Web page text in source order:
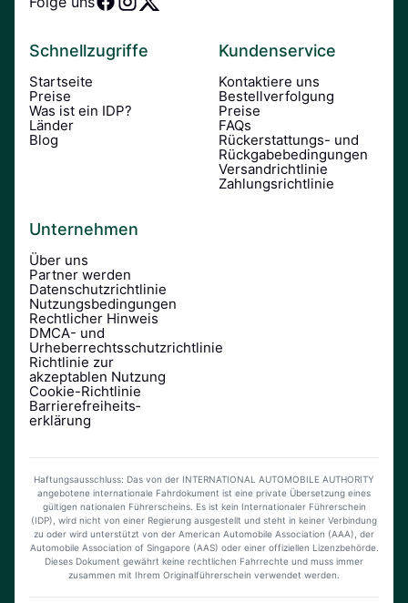
Schnellzugriffe
Startseite
Preise
Was ist ein IDP?
Länder
Blog
Kundenservice
Kontaktiere uns
Bestellverfolgung
Preise
FAQs
Rückerstattungs- und
Rückgabebedingungen
Versandrichtlinie
Zahlungsrichtlinie
Unternehmen
Über uns
Partner werden
Datenschutzrichtlinie
Nutzungsbedingungen
Rechtlicher Hinweis
DMCA- und
Urheberrechtsschutzrichtlinie
Richtlinie zur
akzeptablen Nutzung
Cookie-Richtlinie
Barrierefreiheits­
erklärung
Haftungsausschluss: Das von der INTERNATIONAL AUTOMOBILE AUTHORITY
angebotene internationale Fahrdokument ist eine private Übersetzung eines
gültigen nationalen Führerscheins. Es ist kein Internationaler Führerschein
(IDP), wird nicht von einer Regierung ausgestellt und steht in keiner Verbindung
zu oder wird unterstützt von der American Automobile Association (AAA), der
Automobile Association of Singapore (AAS) oder einer offiziellen Lizenzbehörde.
Dieses Dokument gewährt keine rechtlichen Fahrrechte und muss immer
zusammen mit Ihrem Originalführerschein verwendet werden.